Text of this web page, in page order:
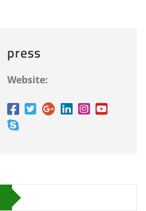
press
Website: